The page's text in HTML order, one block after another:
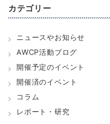
カテゴリー
ニュースやお知らせ
AWCP活動ブログ
開催予定のイベント
開催済のイベント
コラム
レポート・研究